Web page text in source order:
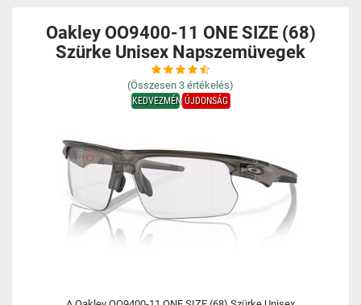
Oakley OO9400-11 ONE SIZE (68)
Szürke Unisex Napszemüvegek
(Összesen 3 értékelés)
KEDVEZMÉNYÚJDONSÁG